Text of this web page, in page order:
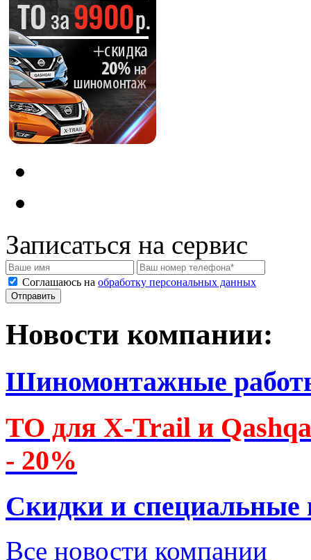
Записаться на сервис
Соглашаюсь на обработку персональных данных
Новости компании:
Шиномонтажные
ТО для X-Trail и
- 20%
Скидки и специальные
Все новости компании